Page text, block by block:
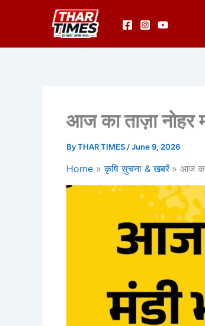
आज का ताज़ा नोहर
ByTHAR TIMES /June 9, 2026
Home कृषि सुचना & खबरें आज का